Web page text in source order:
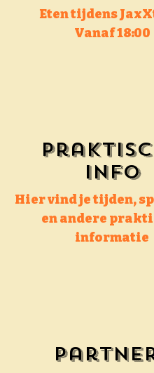
Eten tijdens
Vanaf 18:00
info
Hier vind je tijden,
en andere
informatie